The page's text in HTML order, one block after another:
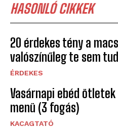
HASONLÓ CIKKEK
20 érdekes tény a
valószínűleg te sem
ÉRDEKES
Vasárnapi ebéd
menü (3 fogás)
KACAGTATÓ